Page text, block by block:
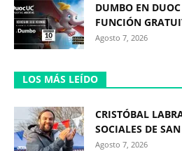
DUMBO EN
FUNCIÓN
Agosto 7, 2026
LOS MÁS LEÍDO
CRISTÓBAL
SOCIALES DE
Agosto 7, 2026